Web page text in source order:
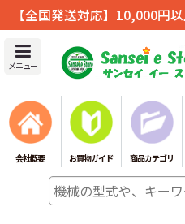
【全国発送対応】10,000円
メニュー
会社概要 お買物ガイド 商品カテゴリ